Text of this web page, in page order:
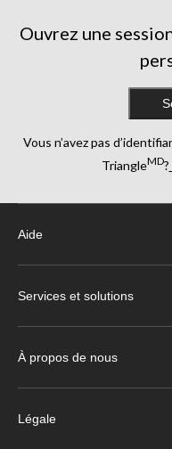
fixées à la tête motorisée.
Quels sont les meilleurs
d'accessoires pour tarière à glace
· Batteries de rechange (pour
· Points de remplacement
Ouvrez une
Vous n’avez pas
TriangleMD?
Aide
Services et solutions
À propos de nous
Légale